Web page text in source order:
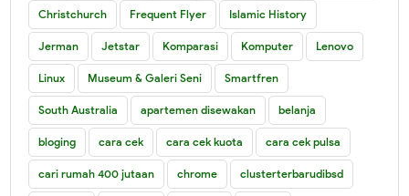
Christchurch Frequent Flyer Islamic History
Jerman Jetstar Komparasi Komputer Lenovo
Linux Museum & Galeri Seni Smartfren
South Australia apartemen disewakan belanja
bloging cara cek cara cek kuota cara cek pulsa
cari rumah 400 jutaan chrome clusterterbarudibsd